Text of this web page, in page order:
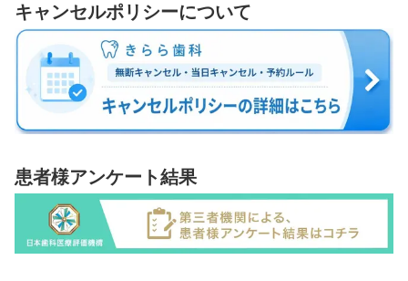
キャンセルポリシーについて
患者様アンケート結果